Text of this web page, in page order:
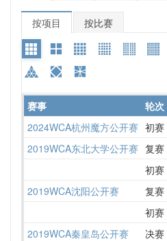
按项目 按比赛
赛事 轮次
2024WCA杭州魔方公开赛 初赛
2019WCA东北大学公开赛 复赛
初赛
2019WCA沈阳公开赛 复赛
初赛
2019WCA秦皇岛公开赛 决赛